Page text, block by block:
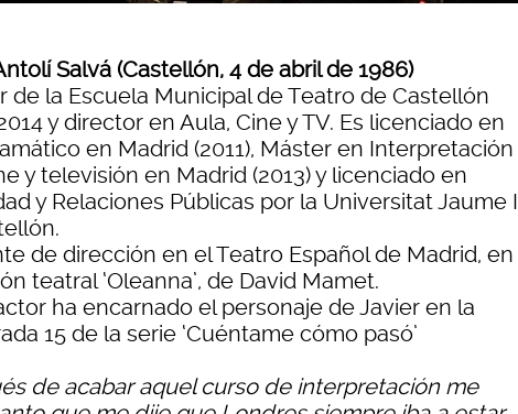
Salvá (Castellón, 4 de abril de 1986)
de la Escuela Municipal de Teatro de Castellón
y director en Aula, Cine y TV. Es licenciado en
en Madrid (2011), Máster en Interpretación
y televisión en Madrid (2013) y licenciado en
y Relaciones Públicas por la Universitat Jaume I
de dirección en el Teatro Español de Madrid, en
teatral ‘Oleanna’, de David Mamet.
ha encarnado el personaje de Javier en la
15 de la serie ‘Cuéntame cómo pasó’
de acabar aquel curso de interpretación me